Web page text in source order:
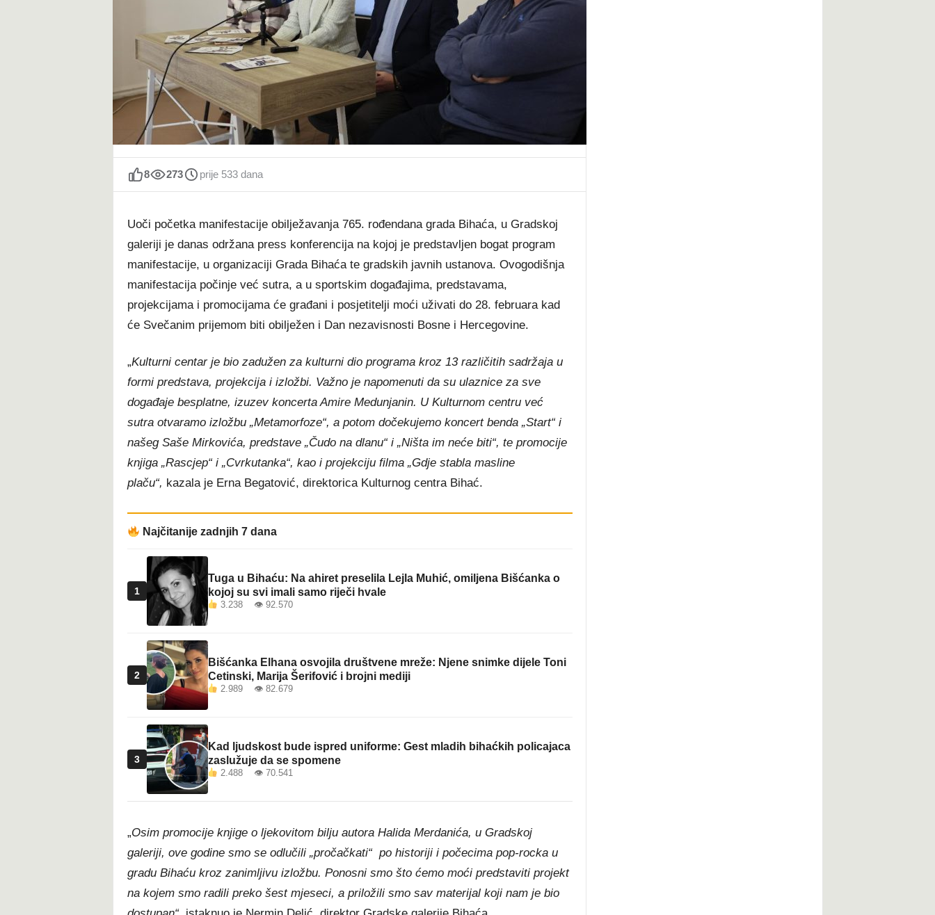
8 273 prije 533 dana
Uoči početka manifestacije obilježavanja 765. rođendana grada Bihaća, u Gradskoj
galeriji je danas održana press konferencija na kojoj je predstavljen bogat program
manifestacije, u organizaciji Grada Bihaća te gradskih javnih ustanova. Ovogodišnja
manifestacija počinje već sutra, a u sportskim događajima, predstavama,
projekcijama i promocijama će građani i posjetitelji moći uživati do 28. februara kad
će Svečanim prijemom biti obilježen i Dan nezavisnosti Bosne i Hercegovine.
„Kulturni centar je bio zadužen za kulturni dio programa kroz 13 različitih sadržaja u
formi predstava, projekcija i izložbi. Važno je napomenuti da su ulaznice za sve
događaje besplatne, izuzev koncerta Amire Medunjanin. U Kulturnom centru već
sutra otvaramo izložbu „Metamorfoze“, a potom dočekujemo koncert benda „Start“ i
našeg Saše Mirkovića, predstave „Čudo na dlanu“ i „Ništa im neće biti“, te promocije
knjiga „Rascjep“ i „Cvrkutanka“, kao i projekciju filma „Gdje stabla masline
plaču“, kazala je Erna Begatović, direktorica Kulturnog centra Bihać.
Najčitanije zadnjih 7 dana
1
Tuga u Bihaću: Na ahiret preselila Lejla Muhić, omiljena Bišćanka o
kojoj su svi imali samo riječi hvale
3.238 👁 92.570
2
Bišćanka Elhana osvojila društvene mreže: Njene snimke dijele Toni
Cetinski, Marija Šerifović i brojni mediji
2.989 👁 82.679
3
Kad ljudskost bude ispred uniforme: Gest mladih bihaćkih policajaca
zaslužuje da se spomene
2.488 👁 70.541
„Osim promocije knjige o ljekovitom bilju autora Halida Merdanića, u Gradskoj
galeriji, ove godine smo se odlučili „pročačkati“ po historiji i počecima pop-rocka u
gradu Bihaću kroz zanimljivu izložbu. Ponosni smo što ćemo moći predstaviti projekt
na kojem smo radili preko šest mjeseci, a priložili smo sav materijal koji nam je bio